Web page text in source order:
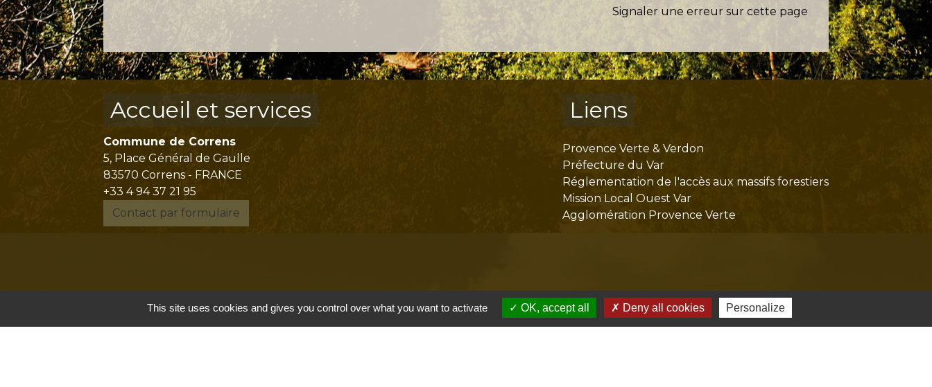
Signaler une erreur sur cette page
Accueil et services
Commune de Correns
5, Place Général de Gaulle
83570 Correns - FRANCE
+33 4 94 37 21 95
Contact par formulaire
Liens
Provence Verte & Verdon
Préfecture du Var
Réglementation de l'accès aux massifs forestiers
Mission Local Ouest Var
Agglomération Provence Verte
This site uses cookies and gives you control over what you want to activate OK, accept all Deny all cookies Personalize